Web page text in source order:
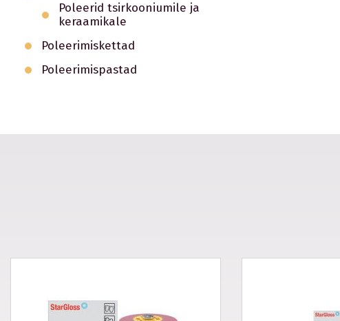
Poleerid tsirkooniumile ja
keraamikale
Poleerimiskettad
Poleerimispastad